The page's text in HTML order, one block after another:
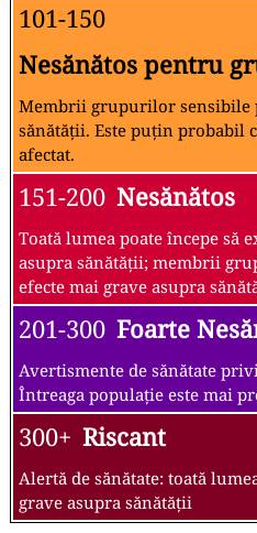
101-150
Nesănătos pentru
Membrii grupurilor sensibile
sănătății. Este puțin probabil
afectat.
151-200 Nesănătos
Toată lumea poate începe să
asupra sănătății; membrii
efecte mai grave asupra
201-300 Foarte
Avertismente de sănătate
Întreaga populație este mai
300+ Riscant
Alertă de sănătate: toată
grave asupra sănătății